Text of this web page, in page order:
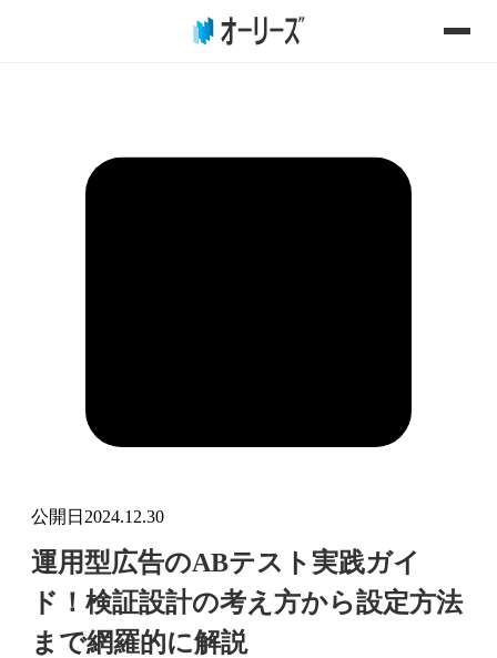
公開日 2024.12.30
運用型広告のABテスト実践ガイ
ド！検証設計の考え方から設定方法
まで網羅的に解説